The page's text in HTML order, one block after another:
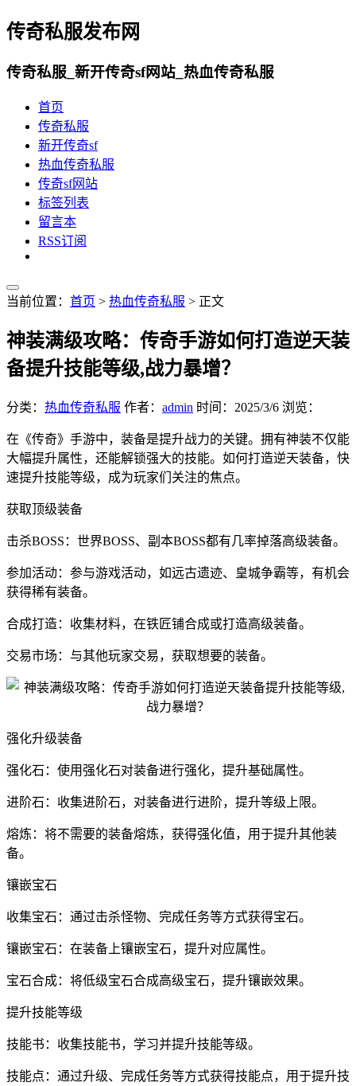
传奇私服发布网
传奇私服_新开传奇sf网站_热血传奇私服
首页
传奇私服
新开传奇sf
热血传奇私服
传奇sf网站
标签列表
留言本
RSS订阅
当前位置： 首页 > 热血传奇私服 > 正文
神装满级攻略：传奇手游如何打造逆天装
备提升技能等级,战力暴增？
分类： 热血传奇私服 作者： admin 时间： 2025/3/6 浏览：
在《传奇》手游中，装备是提升战力的关键。拥有神装不仅能
大幅提升属性，还能解锁强大的技能。如何打造逆天装备，快
速提升技能等级，成为玩家们关注的焦点。
获取顶级装备
击杀BOSS：世界BOSS、副本BOSS都有几率掉落高级装备。
参加活动：参与游戏活动，如远古遗迹、皇城争霸等，有机会
获得稀有装备。
合成打造：收集材料，在铁匠铺合成或打造高级装备。
交易市场：与其他玩家交易，获取想要的装备。
强化升级装备
强化石：使用强化石对装备进行强化，提升基础属性。
进阶石：收集进阶石，对装备进行进阶，提升等级上限。
熔炼：将不需要的装备熔炼，获得强化值，用于提升其他装
备。
镶嵌宝石
收集宝石：通过击杀怪物、完成任务等方式获得宝石。
镶嵌宝石：在装备上镶嵌宝石，提升对应属性。
宝石合成：将低级宝石合成高级宝石，提升镶嵌效果。
提升技能等级
技能书：收集技能书，学习并提升技能等级。
技能点：通过升级、完成任务等方式获得技能点，用于提升技